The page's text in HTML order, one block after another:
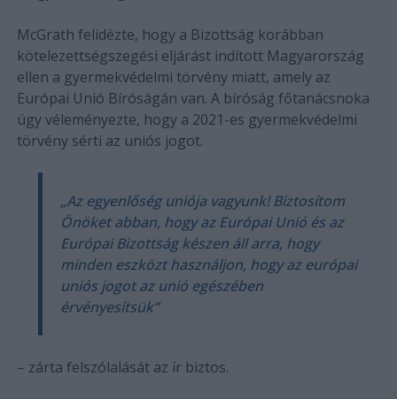
McGrath felidézte, hogy a Bizottság korábban
kötelezettségszegési eljárást indított Magyarország
ellen a gyermekvédelmi törvény miatt, amely az
Európai Unió Bíróságán van. A bíróság főtanácsnoka
úgy véleményezte, hogy a 2021-es gyermekvédelmi
törvény sérti az uniós jogot.
„Az egyenlőség uniója vagyunk! Biztosítom
Önöket abban, hogy az Európai Unió és az
Európai Bizottság készen áll arra, hogy
minden eszközt használjon, hogy az európai
uniós jogot az unió egészében
érvényesítsük”
– zárta felszólalását az ír biztos.